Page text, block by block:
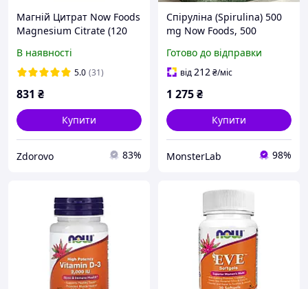
Магній Цитрат Now Foods
Magnesium Citrate (120
В наявності
5.0 (31)
831 ₴
Купити
Zdorovo 83%
Спіруліна (Spirulina) 500
mg Now Foods, 500
Готово до відправки
від212₴/міс
1 275₴
Купити
MonsterLab 98%